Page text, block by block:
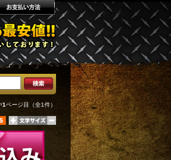
1ページ目（全1件）